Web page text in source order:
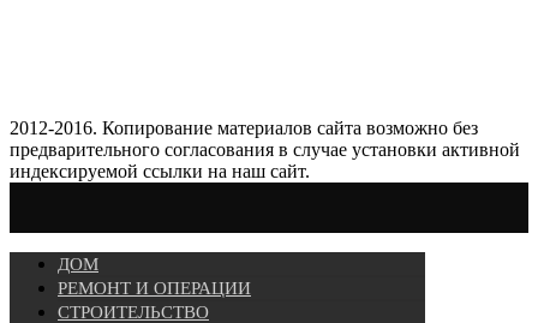
2012-2016. Копирование материалов сайта возможно без
предварительного согласования в случае установки активной
индексируемой ссылки на наш сайт.
ДОМ
РЕМОНТ И ОПЕРАЦИИ
СТРОИТЕЛЬСТВО